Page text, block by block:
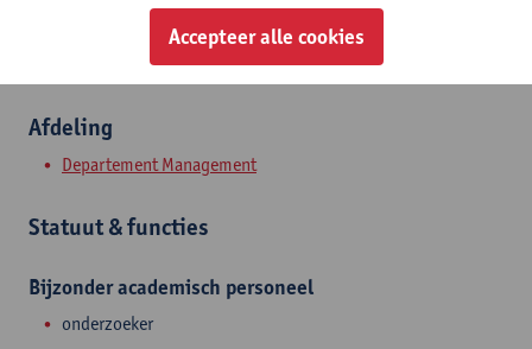
2020 Antwerpen, BEL
Afdeling
Departement Management
Statuut & functies
Bijzonder academisch personeel
onderzoeker
Accepteer alle cookies